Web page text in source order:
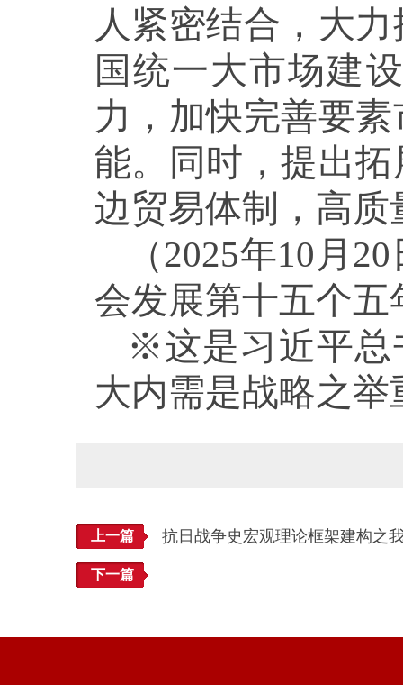
人紧密结合，大
国统一大市场建
力，加快完善要
能。同时，提出
边贸易体制，高质
（2025年10月
会发展第十五个
※这是习近平总
大内需是战略之
上一篇 抗日战争史宏观理论框架建构之
下一篇